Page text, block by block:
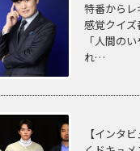
特番から
感覚クイズ
「人間の
れ…
【インタ